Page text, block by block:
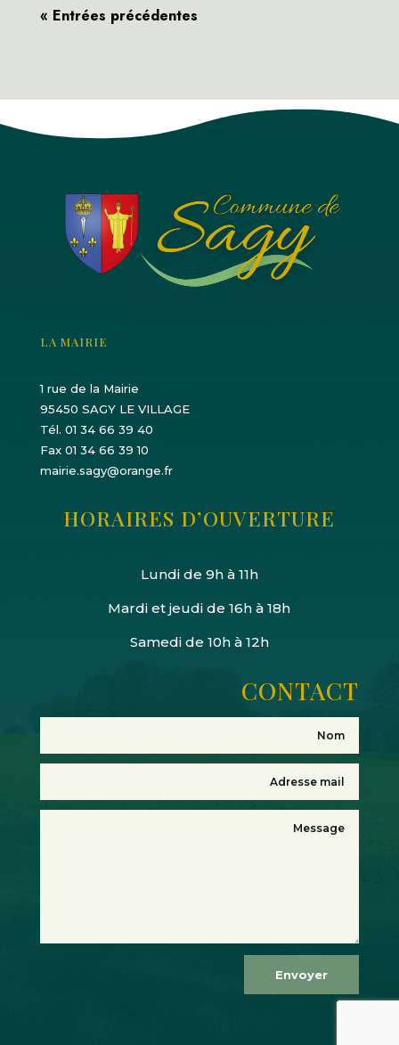
« Entrées précédentes
LA MAIRIE
1 rue de la Mairie
95450 SAGY LE VILLAGE
Tél. 01 34 66 39 40
Fax 01 34 66 39 10
mairie.sagy@orange.fr
HORAIRES D’OUVERTURE
Lundi de 9h à 11h
Mardi et jeudi de 16h à 18h
Samedi de 10h à 12h
CONTACT
Envoyer